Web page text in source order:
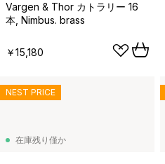
Vargen & Thor カトラリー 16
本, Nimbus. brass
￥15,180
在庫残り僅か
NEST PRICE